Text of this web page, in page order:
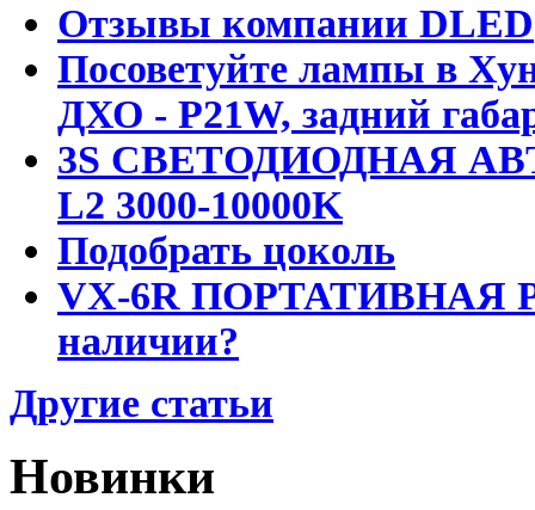
Отзывы компании DLED
Посоветуйте лампы в
ДХО - P21W, задний
3S СВЕТОДИОДНАЯ
L2 3000-10000K
Подобрать цоколь
VX-6R ПОРТАТИВНАЯ
наличии?
Другие статьи
Новинки